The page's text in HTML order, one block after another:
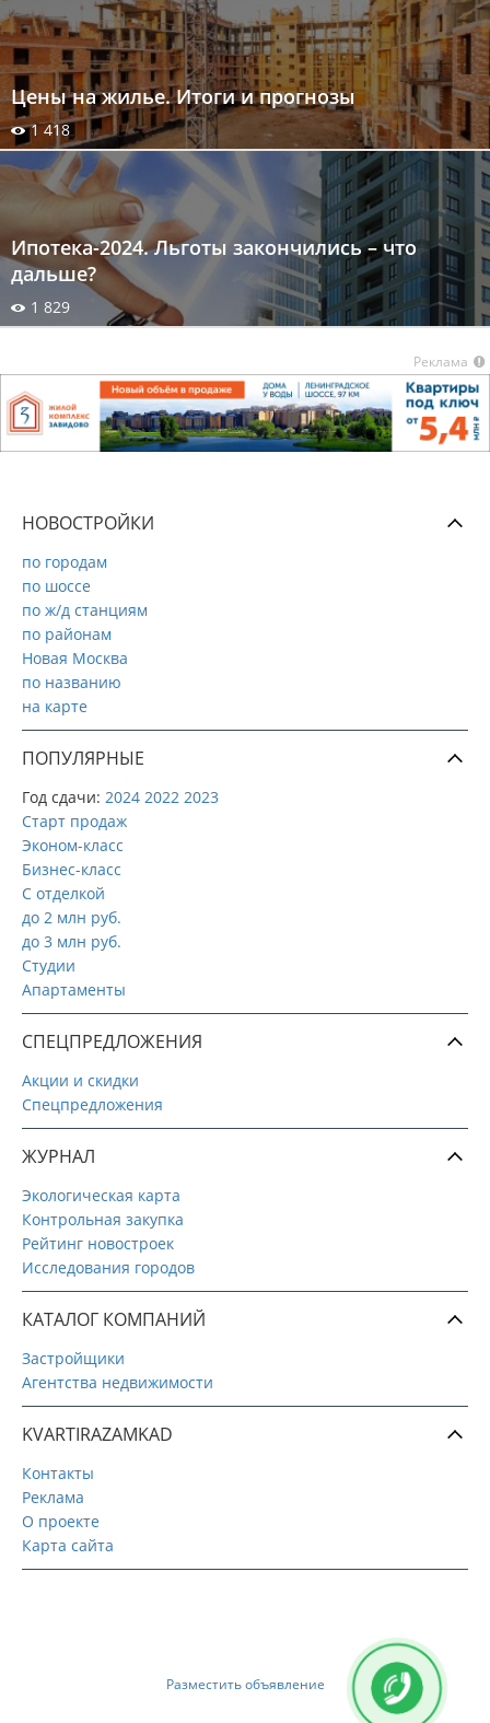
Цены на жилье. Итоги и прогнозы
1 418
Ипотека-2024. Льготы закончились – что
дальше?
1 829
Реклама
НОВОСТРОЙКИ
по городам
по шоссе
по ж/д станциям
по районам
Новая Москва
по названию
на карте
ПОПУЛЯРНЫЕ
Год сдачи: 2024 2022 2023
Старт продаж
Эконом-класс
Бизнес-класс
С отделкой
до 2 млн руб.
до 3 млн руб.
Студии
Апартаменты
СПЕЦПРЕДЛОЖЕНИЯ
Акции и скидки
Спецпредложения
ЖУРНАЛ
Экологическая карта
Контрольная закупка
Рейтинг новостроек
Исследования городов
КАТАЛОГ КОМПАНИЙ
Застройщики
Агентства недвижимости
KVARTIRAZAMKAD
Контакты
Реклама
О проекте
Карта сайта
Разместить объявление